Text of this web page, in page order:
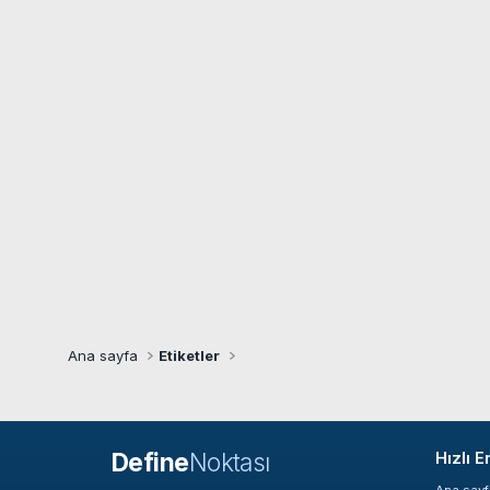
Ana sayfa Etiketler
DefineNoktası Hızlı